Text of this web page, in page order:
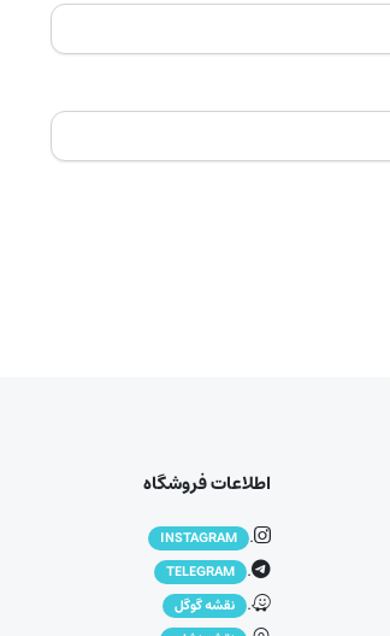
اطلاعات فروشگاه
.
INSTAGRAM
.
TELEGRAM
. نقشه گوگل